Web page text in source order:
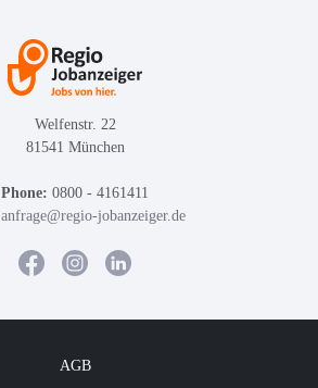
Welfenstr. 22
81541 München
Phone: 0800 - 4161411
anfrage@regio-jobanzeiger.de
AGB